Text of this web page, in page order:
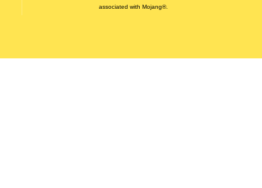
associated with Mojang®.